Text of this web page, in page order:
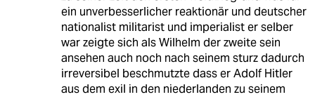
ein unverbesserlicher reaktionär und deutscher
nationalist militarist und imperialist er selber
war zeigte sich als Wilhelm der zweite sein
ansehen auch noch nach seinem sturz dadurch
irreversibel beschmutzte dass er Adolf Hitler
aus dem exil in den niederlanden zu seinem